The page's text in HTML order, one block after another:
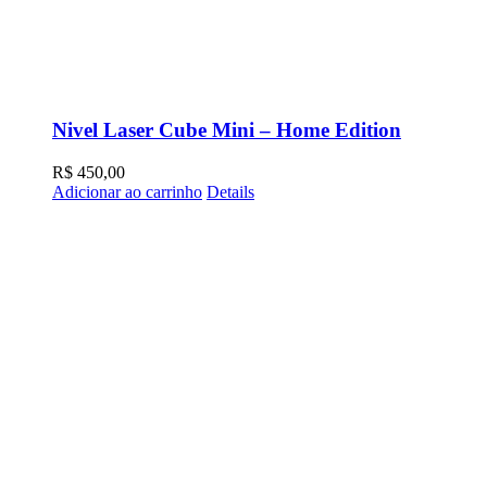
Nivel Laser Cube Mini – Home Edition
R$ 450,00
Adicionar ao carrinho Details